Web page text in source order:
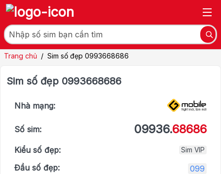
Trang chủ / Sim số đẹp 0993668686
Sim số đẹp 0993668686
Nhà mạng:
Số sim: 09936.68686
Kiểu số đẹp: Sim VIP
Đầu số đẹp:
099